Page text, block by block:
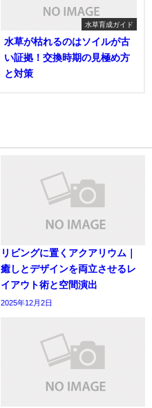
水草育成ガイド
水草が枯れるのはソイルが古
い証拠！交換時期の見極め方
と対策
リビングに置くアクアリウム｜
癒しとデザインを両立させるレ
イアウト術と空間演出
2025年12月2日